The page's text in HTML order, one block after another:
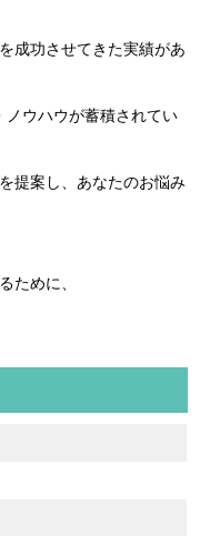
成功させてきた実績があ
ノウハウが蓄積されてい
提案し、あなたのお悩み
ために、